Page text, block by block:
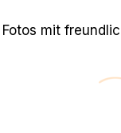
Fotos mit